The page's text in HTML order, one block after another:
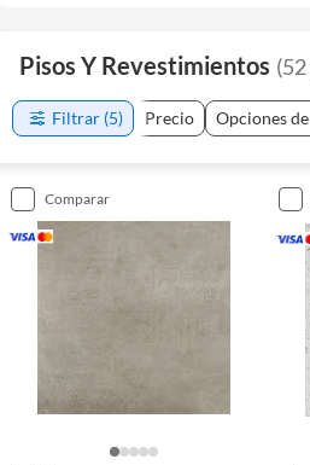
Pisos Y Revestimientos (52
Filtrar (5) Precio Opciones
comparar